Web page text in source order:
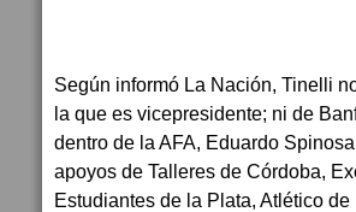
Según informó La Nación, Tinelli
la que es vicepresidente; ni de
dentro de la AFA, Eduardo
apoyos de Talleres de Córdoba,
Estudiantes de la Plata, Atlético